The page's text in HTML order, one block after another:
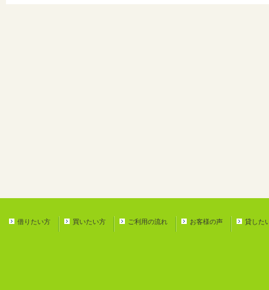
借りたい方 買いたい方 ご利用の流れ お客様の声 貸した